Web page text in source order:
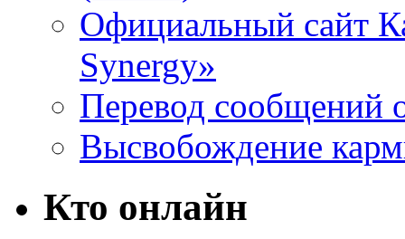
Официальный сайт
Synergy»
Перевод сообщений
Высвобождение
Кто онлайн